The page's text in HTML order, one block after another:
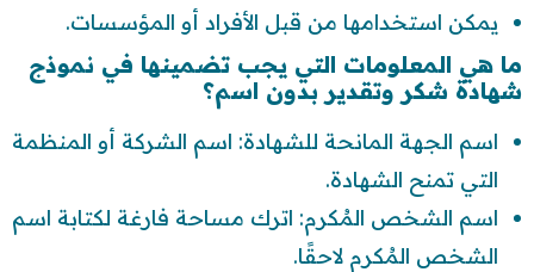
يمكن استخدامها من قبل الأفراد أو المؤسسات.
ما هي المعلومات التي يجب تضمينها في نموذج
شهادة شكر وتقدير بدون اسم؟
اسم الجهة المانحة للشهادة: اسم الشركة أو المنظمة
التي تمنح الشهادة.
اسم الشخص المُكرم: اترك مساحة فارغة لكتابة اسم
الشخص المُكرم لاحقًا.